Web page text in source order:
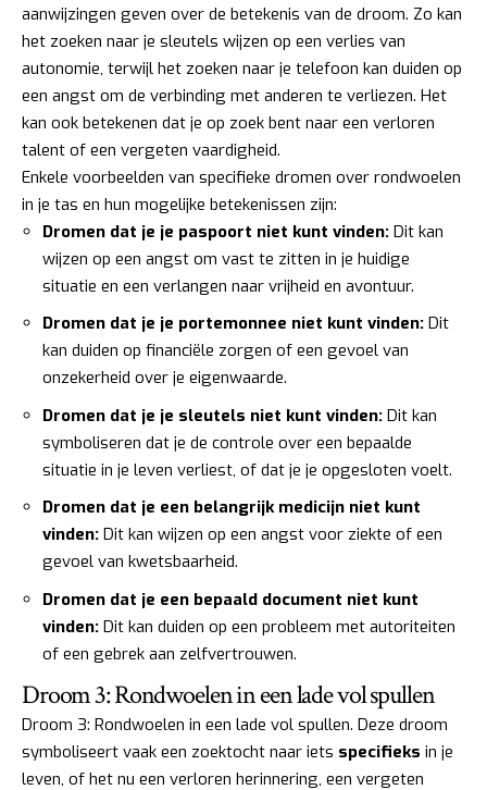
aanwijzingen geven over de betekenis van de droom. Zo kan
het zoeken naar je sleutels wijzen op een verlies van
autonomie, terwijl het zoeken naar je telefoon kan duiden op
een angst om de verbinding met anderen te verliezen. Het
kan ook betekenen dat je op zoek bent naar een verloren
talent of een vergeten vaardigheid.
Enkele voorbeelden van specifieke dromen over rondwoelen
in je tas en hun mogelijke betekenissen zijn:
Dromen dat je je paspoort niet kunt vinden: Dit kan
wijzen op een angst om vast te zitten in je huidige
situatie en een verlangen naar vrijheid en avontuur.
Dromen dat je je portemonnee niet kunt vinden: Dit
kan duiden op financiële zorgen of een gevoel van
onzekerheid over je eigenwaarde.
Dromen dat je je sleutels niet kunt vinden: Dit kan
symboliseren dat je de controle over een bepaalde
situatie in je leven verliest, of dat je je opgesloten voelt.
Dromen dat je een belangrijk medicijn niet kunt
vinden: Dit kan wijzen op een angst voor ziekte of een
gevoel van kwetsbaarheid.
Dromen dat je een bepaald document niet kunt
vinden: Dit kan duiden op een probleem met autoriteiten
of een gebrek aan zelfvertrouwen.
Droom 3: Rondwoelen in een lade vol spullen
Droom 3: Rondwoelen in een lade vol spullen. Deze droom
symboliseert vaak een zoektocht naar iets specifieks in je
leven, of het nu een verloren herinnering, een vergeten